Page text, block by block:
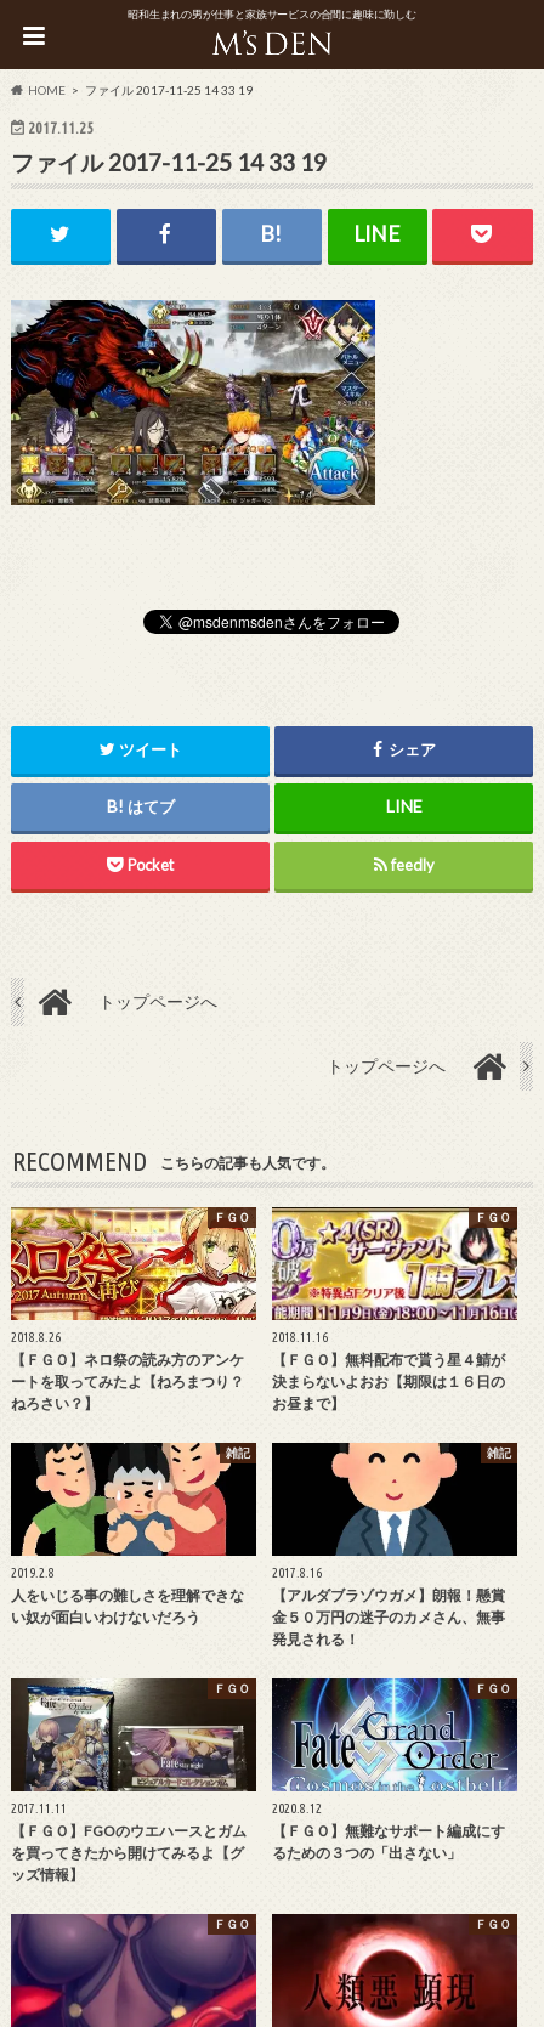
昭和生まれの男が仕事と家族サービスの合間に趣味に勤しむ
HOME ファイル 2017-11-25 14 33 19
2017.11.25
ファイル 2017-11-25 14 33 19
ツイート シェア
はてブ
Pocket feedly
トップページへ
トップページへ
RECOMMEND こちらの記事も人気です。
ＦＧＯ
2018.8.26
【ＦＧＯ】ネロ祭の読み方のアンケ
ートを取ってみたよ【ねろまつり？
ねろさい？】
ＦＧＯ
2018.11.16
【ＦＧＯ】無料配布で貰う星４鯖が
決まらないよおお【期限は１６日の
お昼まで】
雑記
2019.2.8
人をいじる事の難しさを理解できな
い奴が面白いわけないだろう
雑記
2017.8.16
【アルダブラゾウガメ】朗報！懸賞
金５０万円の迷子のカメさん、無事
発見される！
ＦＧＯ
2017.11.11
【ＦＧＯ】FGOのウエハースとガム
を買ってきたから開けてみるよ【グ
ッズ情報】
ＦＧＯ
2020.8.12
【ＦＧＯ】無難なサポート編成にす
るための３つの「出さない」
ＦＧＯ ＦＧＯ